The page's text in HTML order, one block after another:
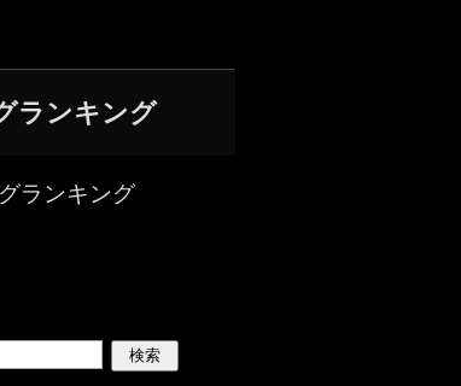
ランキング
ランキング